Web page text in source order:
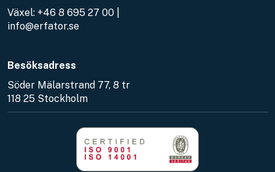
Växel: +46 8 695 27 00
info@erfator.se
Besöksadress
Söder Mälarstrand 77, 8 tr
118 25 Stockholm